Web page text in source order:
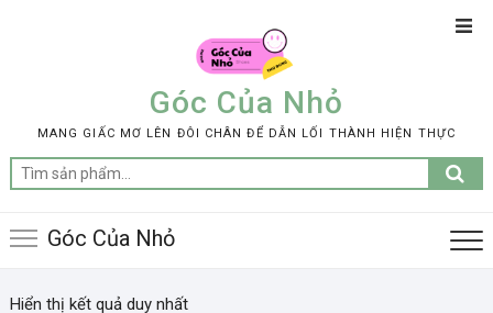
Góc Của Nhỏ
MANG GIẤC MƠ LÊN ĐÔI CHÂN ĐỂ DẪN LỐI THÀNH HIỆN THỰC
Tìm
kiếm:
Góc Của Nhỏ
Hiển thị kết quả duy nhất